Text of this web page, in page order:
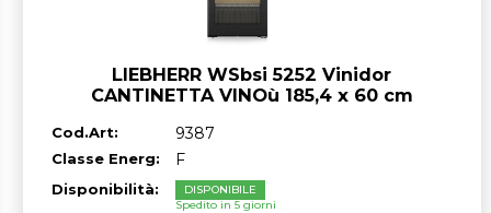
LIEBHERR WSbsi 5252 Vinidor
CANTINETTA VINOù 185,4 x 60 cm
PREVENTIVO
Cod.Art: 9387
Classe Energ: F
Disponibilità:
DISPONIBILE
Spedito in 5 giorni